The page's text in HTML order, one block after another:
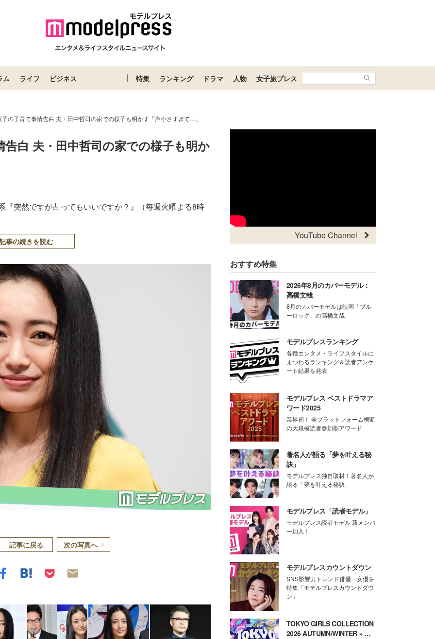
ム ライフ ビジネス 特集 ランキング ドラマ 人物 女子旅プレス
の子育て事情告白 夫・田中哲司の家での様子も明かす「声小さすぎて…」
白 夫・田中哲司の家での様子も明か
突然ですが占ってもいいですか？』（毎週火曜よる8時
事の続きを読む
記事に戻る 次の写真へ
YouTube Channel
おすすめ特集
2026年8月のカバーモデル：
高橋文哉
8月のカバーモデルは映画「ブル
ーロック」の高橋文哉
モデルプレスランキング
各種エンタメ・ライフスタイルに
まつわるランキング＆読者アンケ
ート結果を発表
モデルプレス ベストドラマア
ワード2025
業界初！ 全プラットフォーム横断
の大規模読者参加型アワード
著名人が語る「夢を叶える秘
訣」
モデルプレス独自取材！著名人が
語る「夢を叶える秘訣」
モデルプレス「読者モデル」
モデルプレス読者モデル 新メンバ
ー加入！
モデルプレスカウントダウン
SNS影響力トレンド俳優・女優を
特集「モデルプレスカウントダウ
ン」
TOKYO GIRLS COLLECTION
2026 AUTUMN/WINTER × モ